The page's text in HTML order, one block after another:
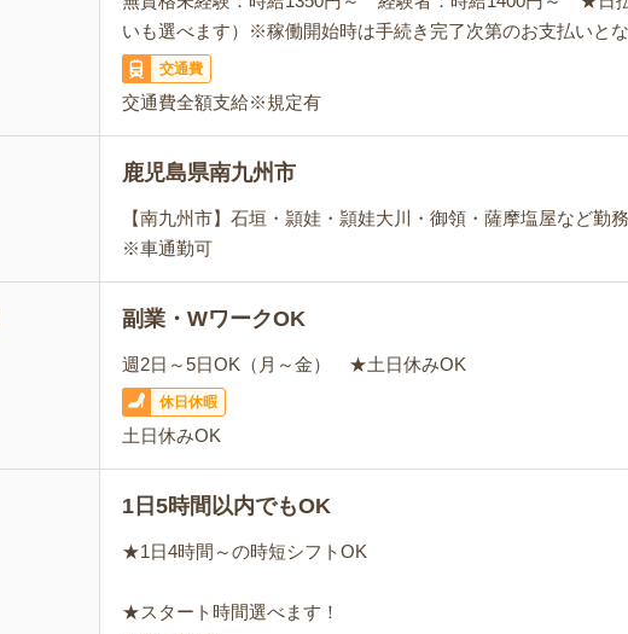
いも選べます）※稼働開始時は手続き完了次第のお支払いとな
交通費
交通費全額支給※規定有
鹿児島県南九州市
【南九州市】石垣・頴娃・頴娃大川・御領・薩摩塩屋など勤
※車通勤可
副業・WワークOK
週2日～5日OK（月～金） ★土日休みOK
休日休暇
土日休みOK
1日5時間以内でもOK
★1日4時間～の時短シフトOK
★スタート時間選べます！